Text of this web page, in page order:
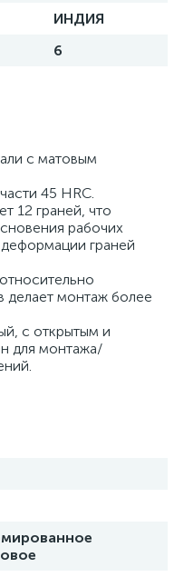
ИНДИЯ
6
с матовым
45 HRC.
12 граней, что
рабочих
граней
делает монтаж более
с открытым и
для монтажа/